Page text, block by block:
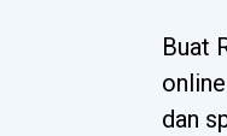
Buat
dan